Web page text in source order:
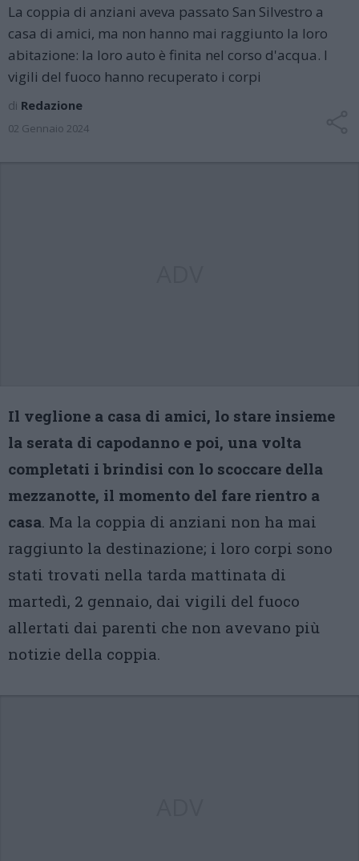
La coppia di anziani aveva passato San Silvestro a
casa di amici, ma non hanno mai raggiunto la loro
abitazione: la loro auto è finita nel corso d'acqua. I
vigili del fuoco hanno recuperato i corpi
di Redazione
02 Gennaio 2024
Il veglione a casa di amici, lo stare insieme
la serata di capodanno e poi, una volta
completati i brindisi con lo scoccare della
mezzanotte, il momento del fare rientro a
casa. Ma la coppia di anziani non ha mai
raggiunto la destinazione; i loro corpi sono
stati trovati nella tarda mattinata di
martedì, 2 gennaio, dai vigili del fuoco
allertati dai parenti che non avevano più
notizie della coppia.